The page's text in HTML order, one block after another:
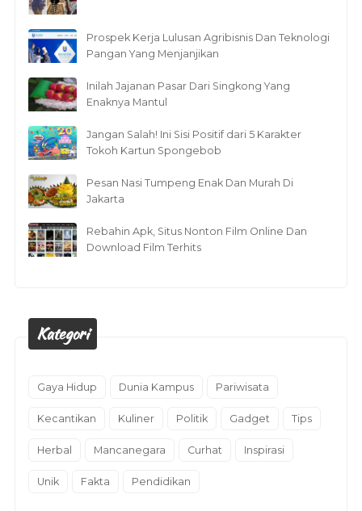
Prospek Kerja Lulusan Agribisnis Dan Teknologi
Pangan Yang Menjanjikan
Inilah Jajanan Pasar Dari Singkong Yang
Enaknya Mantul
Jangan Salah! Ini Sisi Positif dari 5 Karakter
Tokoh Kartun Spongebob
Pesan Nasi Tumpeng Enak Dan Murah Di
Jakarta
Rebahin Apk, Situs Nonton Film Online Dan
Download Film Terhits
Kategori
Gaya Hidup Dunia Kampus Pariwisata
Kecantikan Kuliner Politik Gadget Tips
Herbal Mancanegara Curhat Inspirasi
Unik Fakta Pendidikan